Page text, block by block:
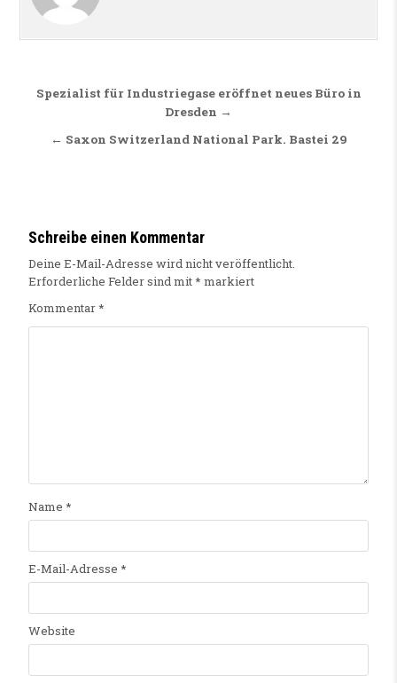
Beitragsnavigation
Spezialist für Industriegase eröffnet neues Büro in
Dresden →
← Saxon Switzerland National Park. Bastei 29
Schreibe einen Kommentar
Deine E-Mail-Adresse wird nicht veröffentlicht.
Erforderliche Felder sind mit* markiert
Kommentar*
Name *
E-Mail-Adresse *
Website